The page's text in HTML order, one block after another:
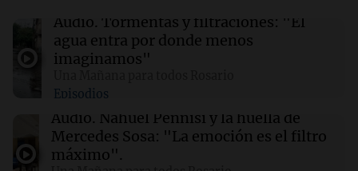
este domingo 9 de agosto
00:21 Clima
este domingo 9 de agosto
Clima
Clima en Santa Fe: cómo estará el tiempo este
Audio. Tormentas y filtraciones: "El
agua entra por donde menos
imaginamos"
Episodios
Audio. Nahuel Pennisi y la huella de
Mercedes Sosa: "La emoción es el filtro
máximo".